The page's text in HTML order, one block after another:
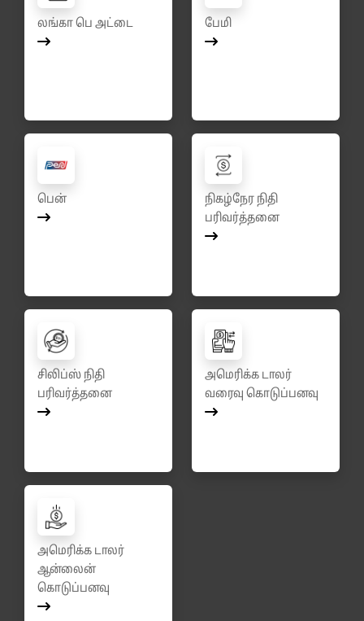
லங்கா பெ அட்டை பேமி
பென்
நிகழ்நேர நிதி
பரிவர்த்தனை
சிலிப்ஸ் நிதி
பரிவர்த்தனை
அமெரிக்க டாலர்
வரைவு கொடுப்பனவு
அமெரிக்க டாலர்
ஆன்லைன்
கொடுப்பனவு